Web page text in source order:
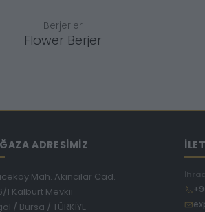
Berjerler
Flower Berjer
ADRESİMİZ
Mah. Akıncılar Cad.
1 Kalburt Mevkii
/ Bursa / TÜRKİYE